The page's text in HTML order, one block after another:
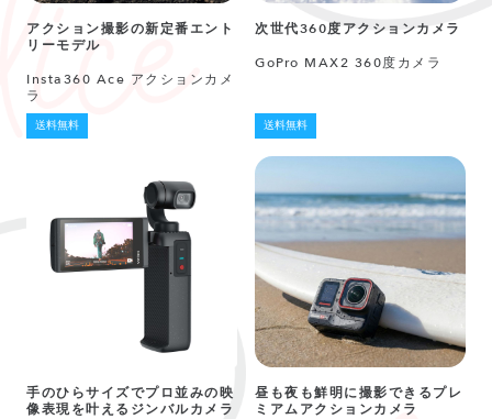
アクション撮影の新定番エント
リーモデル
Insta360 Ace アクションカメ
ラ
送料無料
次世代360度アクションカメラ
GoPro MAX2 360度カメラ
送料無料
手のひらサイズでプロ並みの映
像表現を叶えるジンバルカメラ
昼も夜も鮮明に撮影できるプレ
ミアムアクションカメラ